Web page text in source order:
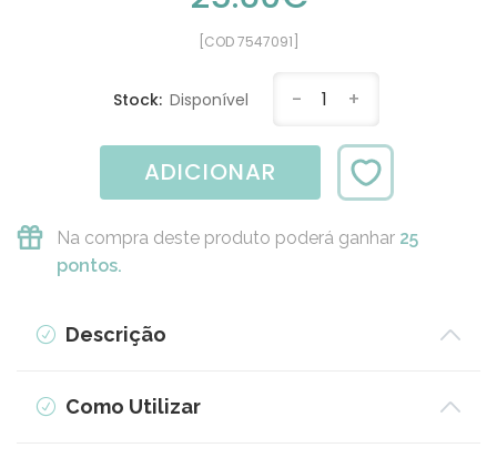
[COD 7547091]
Stock: Disponível - 1 +
ADICIONAR
Na compra deste produto poderá ganhar 25
pontos.
Descrição
Como Utilizar